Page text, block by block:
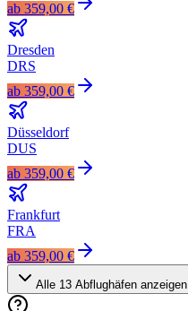
ab 359,00 €
Dresden
DRS
ab 359,00 €
Düsseldorf
DUS
ab 359,00 €
Frankfurt
FRA
ab 359,00 €
Alle 13 Abflughäfen anzeigen